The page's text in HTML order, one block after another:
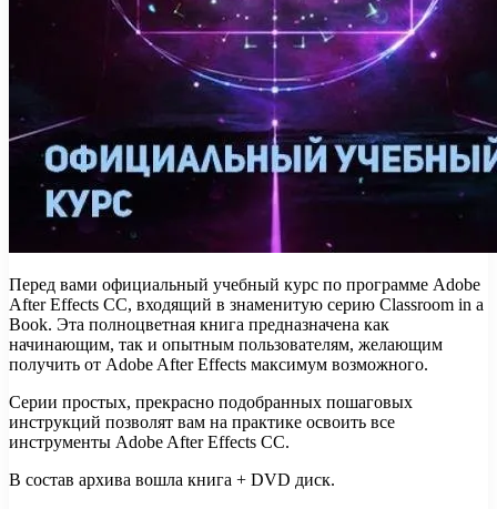
Перед вами официальный учебный курс по программе Adobe
After Effects CC, входящий в знаменитую серию Classroom in a
Book. Эта полноцветная книга предназначена как
начинающим, так и опытным пользователям, желающим
получить от Adobe After Effects максимум возможного.
Серии простых, прекрасно подобранных пошаговых
инструкций позволят вам на практике освоить все
инструменты Adobe After Effects CC.
В состав архива вошла книга + DVD диск.